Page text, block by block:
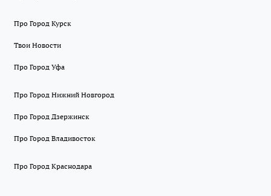
Про Город Курск
Твои Новости
Про Город Уфа
Про Город Нижний Новгород
Про Город Дзержинск
Про Город Владивосток
Про Город Краснодара